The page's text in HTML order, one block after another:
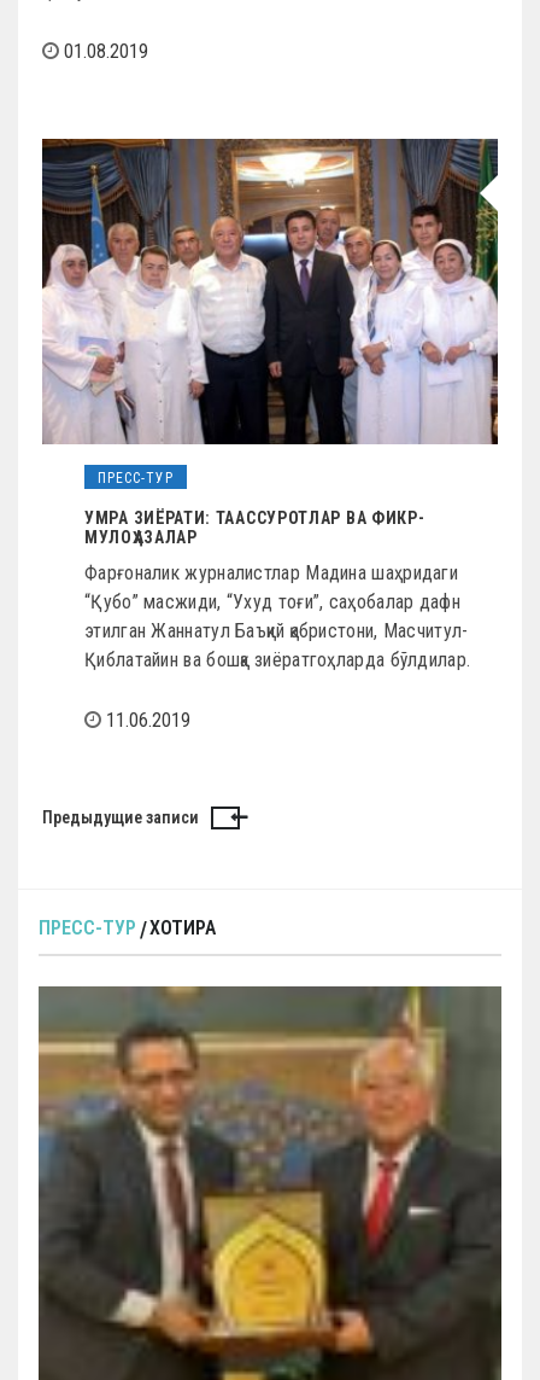
01.08.2019
ПРЕСС-ТУР
УМРА ЗИЁРАТИ: ТААССУРОТЛАР ВА ФИКР-
МУЛОҲАЗАЛАР
Фарғоналик журналистлар Мадина шаҳридаги
“Қубо” масжиди, “Ухуд тоғи”, саҳобалар дафн
этилган Жаннатул Баъқий қабристони, Масчитул-
Қиблатайин ва бошқа зиёратгоҳларда бўлдилар.
11.06.2019
Н
и
г
а
ц
и
я
п
о
а
и
Предыдущие записи
ПРЕСС-ТУР ХОТИРА